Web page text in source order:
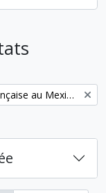
Mission archéologique et ethnologique française au Mexique